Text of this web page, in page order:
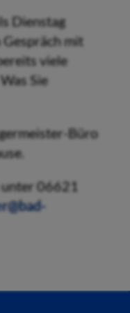
Dienstag
Gespräch mit
viele
Sie
Büro
unter 06621